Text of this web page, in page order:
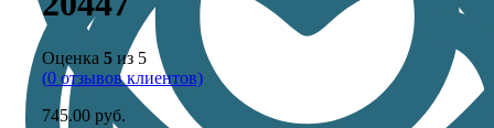
Оценка 5 из 5
(0 отзывов клиентов)
745.00 руб.